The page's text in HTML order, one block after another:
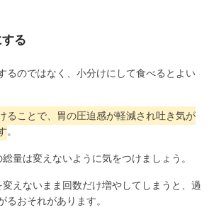
る
るのではなく、小分けにして食べるとよい
ることで、胃の圧迫感が軽減され吐き気が
。
量は変えないように気をつけましょう。
えないまま回数だけ増やしてしまうと、過
るおそれがあります。